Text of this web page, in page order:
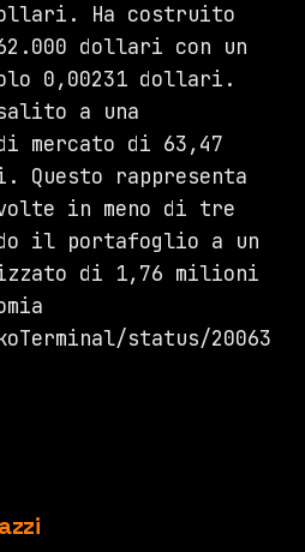
Ha costruito
dollari con un
0,00231 dollari.
a una
mercato di 63,47
rappresenta
in meno di tre
il portafoglio a un
di 1,76 milioni
status/20063